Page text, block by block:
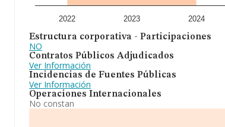
2022 2023 2024
Estructura corporativa - Participaciones
NO
Contratos Públicos Adjudicados
Ver Información
Incidencias de Fuentes Públicas
Ver Información
Operaciones Internacionales
No constan